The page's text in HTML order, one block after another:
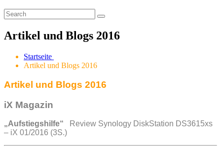
Artikel und Blogs 2016
Startseite
Artikel und Blogs 2016
Artikel und Blogs 2016
iX Magazin
„Aufstiegshilfe“
Review Synology DiskStation DS3615xs
– iX 01/2016 (3S.)